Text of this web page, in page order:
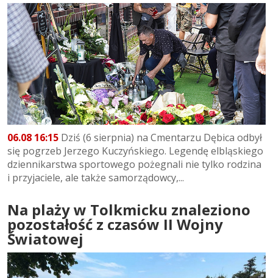
06.08 16:15 Dziś (6 sierpnia) na Cmentarzu Dębica odbył
się pogrzeb Jerzego Kuczyńskiego. Legendę elbląskiego
dziennikarstwa sportowego pożegnali nie tylko rodzina
i przyjaciele, ale także samorządowcy,...
Na plaży w Tolkmicku znaleziono
pozostałość z czasów II Wojny
Światowej